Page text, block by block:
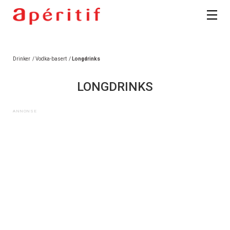
Drinker /Vodka-basert / Longdrinks
LONGDRINKS